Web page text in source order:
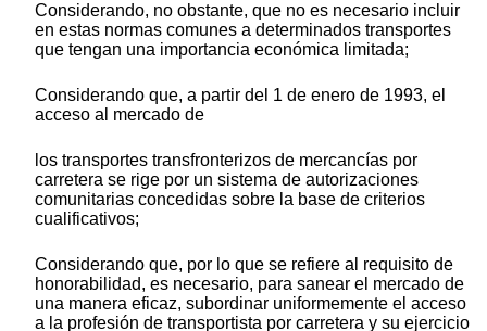
Considerando, no obstante, que no es necesario incluir
en estas normas comunes a determinados transportes
que tengan una importancia económica limitada;
Considerando que, a partir del 1 de enero de 1993, el
acceso al mercado de
los transportes transfronterizos de mercancías por
carretera se rige por un sistema de autorizaciones
comunitarias concedidas sobre la base de criterios
cualificativos;
Considerando que, por lo que se refiere al requisito de
honorabilidad, es necesario, para sanear el mercado de
una manera eficaz, subordinar uniformemente el acceso
a la profesión de transportista por carretera y su ejercicio